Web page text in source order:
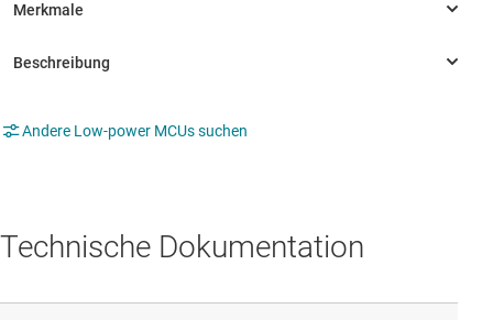
Andere Low-power MCUs suchen
Technische Dokumentation